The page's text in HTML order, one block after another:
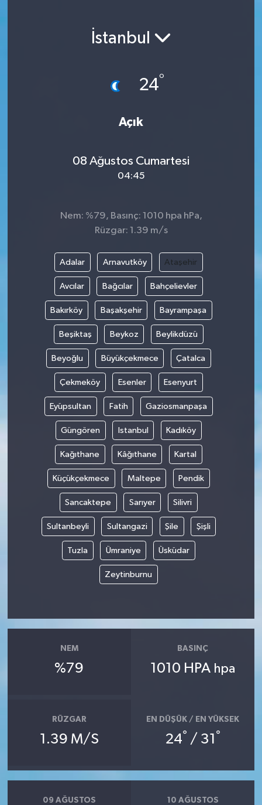
İstanbul
24°
Açık
08 Ağustos Cumartesi
04:45
Nem: %79, Basınç: 1010 hpa hPa,
Rüzgar: 1.39 m/s
Adalar Arnavutköy Ataşehir
Avcılar Bağcılar Bahçelievler
Bakırköy Başakşehir Bayrampaşa
Beşiktaş Beykoz Beylikdüzü
Beyoğlu Büyükçekmece Çatalca
Çekmeköy Esenler Esenyurt
Eyüpsultan Fatih Gaziosmanpaşa
Güngören Istanbul Kadıköy
Kağıthane Kâğıthane Kartal
Küçükçekmece Maltepe Pendik
Sancaktepe Sarıyer Silivri
Sultanbeyli Sultangazi Şile Şişli
Tuzla Ümraniye Üsküdar
Zeytinburnu
NEM
%79
BASINÇ
1010 HPA hpa
RÜZGAR
1.39 M/S
EN DÜŞÜK / EN YÜKSEK
24° / 31 °
09 AĞUSTOS 10 AĞUSTOS